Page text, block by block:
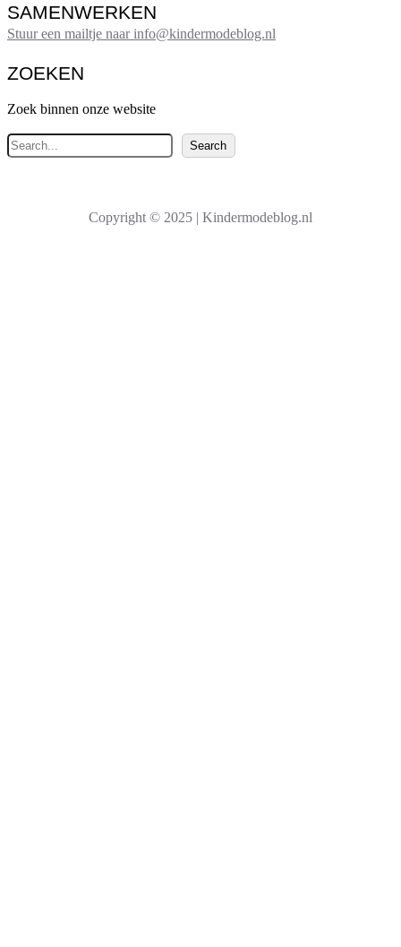
SAMENWERKEN
Stuur een mailtje naar info@kindermodeblog.nl
ZOEKEN
Zoek binnen onze website
Z
o
e
Search
Copyright © 2025 | Kindermodeblog.nl